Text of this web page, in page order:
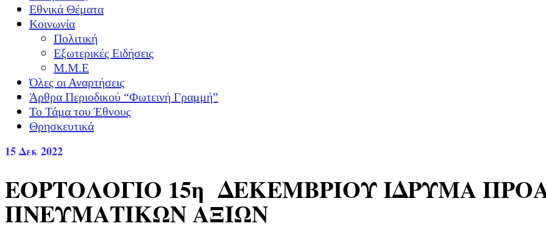
Εθνικά Θέματα
Κοινωνία
Πολιτική
Εξωτερικές Ειδήσεις
Μ.Μ.Ε
Όλες οι Αναρτήσεις
Άρθρα Περιοδικού “Φωτεινή Γραμμή”
Το Τάμα του Έθνους
Θρησκευτικά
15Δεκ 2022
ΕΟΡΤΟΛΟΓΙΟ 15η ΔΕΚΕΜΒΡΙΟΥ ΙΔΡΥΜΑ
ΠΝΕΥΜΑΤΙΚΩΝ ΑΞΙΩΝ